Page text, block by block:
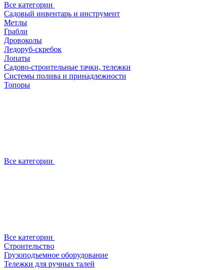
Все категории
Садовый инвентарь и инструмент
Метлы
Грабли
Дровоколы
Ледоруб-скребок
Лопаты
Садово-строительные тачки, тележки
Системы полива и принадлежности
Топоры
Все категории
Все категории
Строительство
Грузоподъемное оборудование
Тележки для ручных талей